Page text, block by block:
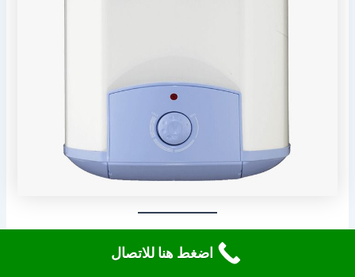
التعامل مع الأعطال المفاجئة
اضغط هنا للاتصال